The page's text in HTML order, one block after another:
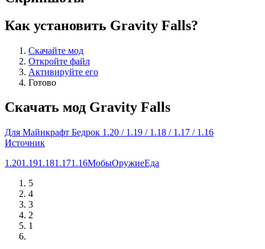
Как установить Gravity Falls?
Скачайте мод
Откройте файл
Активируйте его
Готово
Скачать мод Gravity Falls
Для Майнкрафт Бедрок 1.20 / 1.19 / 1.18 / 1.17 / 1.16
Источник
1.201.191.181.171.16МобыОружиеЕда
5
4
3
2
1